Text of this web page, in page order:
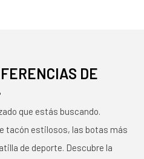
DE
que estás buscando.
tacón estilosos, las botas más
de deporte. Descubre la